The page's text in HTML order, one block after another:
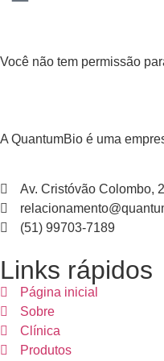
Você não tem permissão
A QuantumBio é uma
Av. Cristóvão Colombo,
(51) 99703-7189
Links rápidos
Página inicial
Sobre
Clínica
Produtos